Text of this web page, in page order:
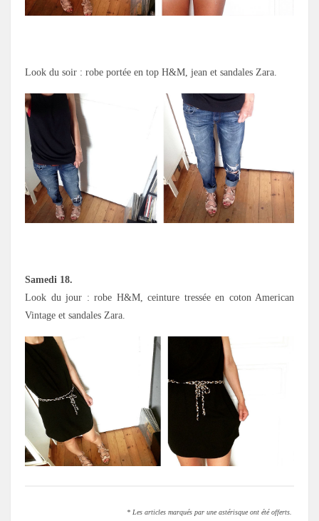
Look du soir : robe portée en top H&M, jean et sandales Zara.
Samedi 18.
Look du jour : robe H&M, ceinture tressée en coton American
Vintage et sandales Zara.
* Les articles marqués par une astérisque ont été offerts.